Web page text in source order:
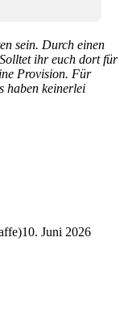
sein. Durch einen
ihr euch dort für
Provision. Für
haben keinerlei
10. Juni 2026